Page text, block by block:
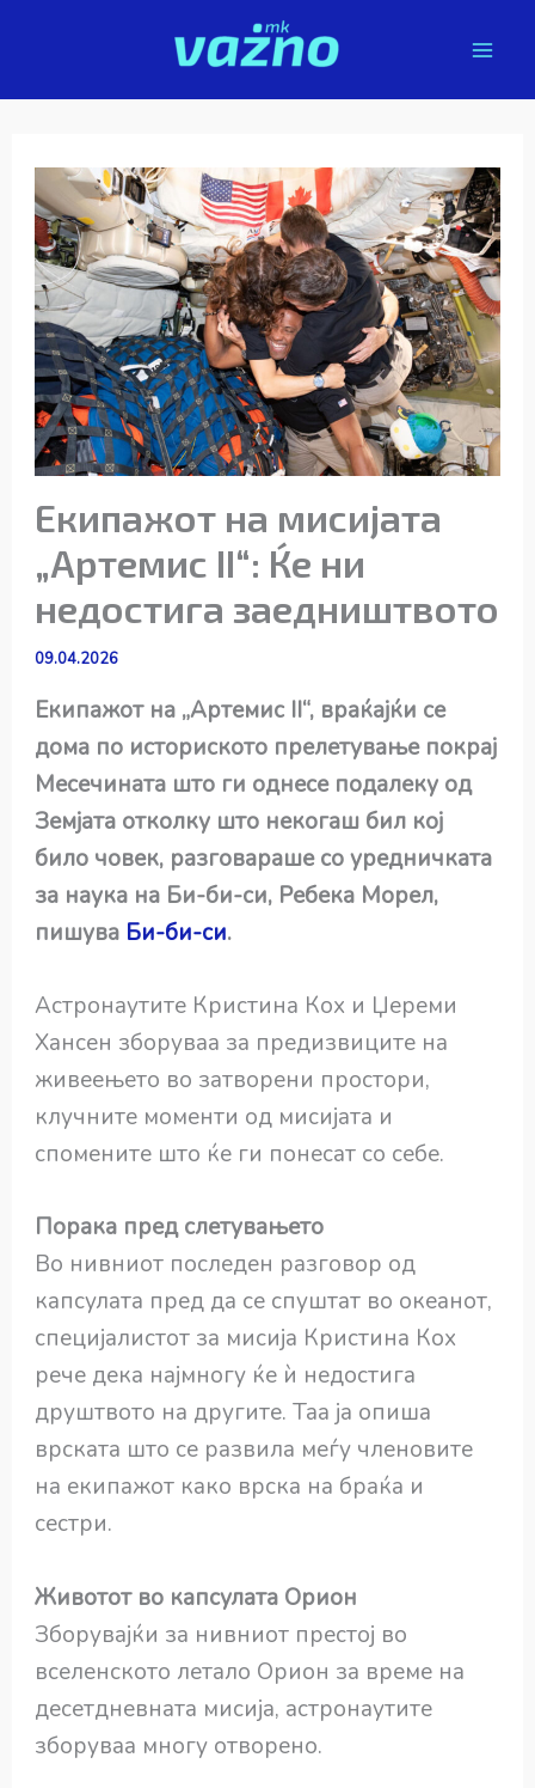
Екипажот на мисијата
„Артемис II“: Ќе ни
недостига заедништвото
09.04.2026
Екипажот на „Артемис II“, враќајќи се
дома по историското прелетување покрај
Месечината што ги однесе подалеку од
Земјата отколку што некогаш бил кој
било човек, разговараше со уредничката
за наука на Би-би-си, Ребека Морел,
пишува Би-би-си.
Астронаутите Кристина Кох и Џереми
Хансен зборуваа за предизвиците на
живеењето во затворени простори,
клучните моменти од мисијата и
спомените што ќе ги понесат со себе.
Порака пред слетувањето
Во нивниот последен разговор од
капсулата пред да се спуштат во океанот,
специјалистот за мисија Кристина Кох
рече дека најмногу ќе ѝ недостига
друштвото на другите. Таа ја опиша
врската што се развила меѓу членовите
на екипажот како врска на браќа и
сестри.
Животот во капсулата Орион
Зборувајќи за нивниот престој во
вселенското летало Орион за време на
десетдневната мисија, астронаутите
зборуваа многу отворено.